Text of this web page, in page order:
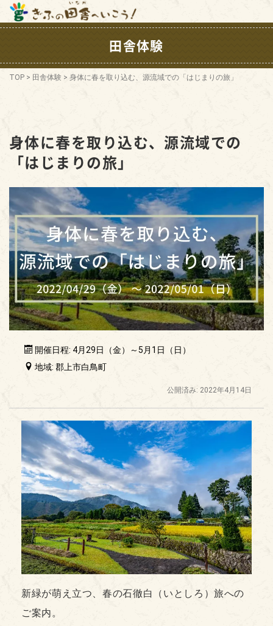
田舎体験
TOP > 田舎体験 > 身体に春を取り込む、源流域での「はじまりの旅」
身体に春を取り込む、源流域での
「はじまりの旅」
開催日程: 4月29日（金）～5月1日（日）
地域: 郡上市白鳥町
公開済み: 2022年4月14日
新緑が萌え立つ、春の石徹白（いとしろ）旅への
ご案内。